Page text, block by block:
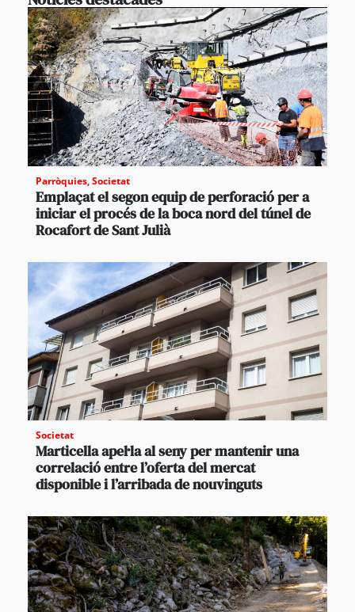
Parròquies,Societat
Emplaçat el segon equip de perforació per a
iniciar el procés de la boca nord del túnel de
Rocafort de Sant Julià
Societat
Marticella apel·la al seny per mantenir una
correlació entre l’oferta del mercat
disponible i l’arribada de nouvinguts